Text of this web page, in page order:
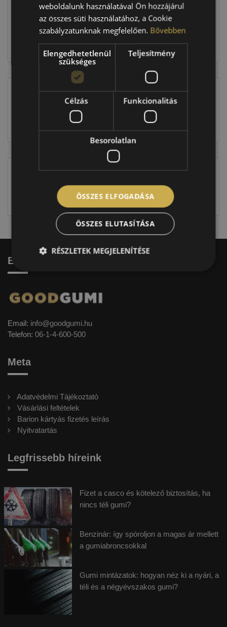
151 960 Ft
Kosárba
EU-s abroncscímke
jellegűek. Előfordulhat, hogy még a korábbi EU-s
címkével ellátott abroncs kerül kiszállításra.
Elérhetőség
Email: info@goodgumi.hu
Telefon: 06-1-4-600-500
Meta
Adatvédelmi Tájékoztató
Vásárlási feltételek
Barion kártyás fizetés leírás
Nyitvatartás
Legfrissebb híreink
Fizet a casco és kötelező biztosítás, ha
nincs téli gumi?
Benzinár: így spóroljon a magas ár mellett
a gumiabroncsokkal
Gumi mintázatok: hogyan néz ki a nyári, a
téli és a négyévszakos gumi?
weboldalunk használatával Ön hozzájárul
az összes süti használatához, a Cookie
szabályzatunknak megfelelően. Bővebben
Elengedhetetlenül
szükséges
Teljesítmény
Célzás Funkcionalitás
Besorolatlan
ÖSSZES ELFOGADÁSA
ÖSSZES ELUTASÍTÁSA
RÉSZLETEK MEGJELENÍTÉSE